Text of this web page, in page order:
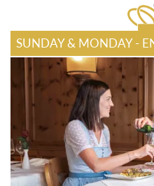
SUNDAY & MONDAY -